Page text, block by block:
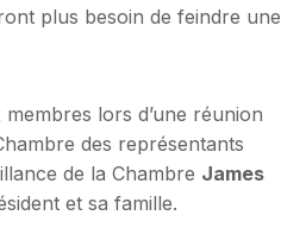
plus besoin de feindre une
lors d’une réunion
des représentants
de la Chambre James
et sa famille.